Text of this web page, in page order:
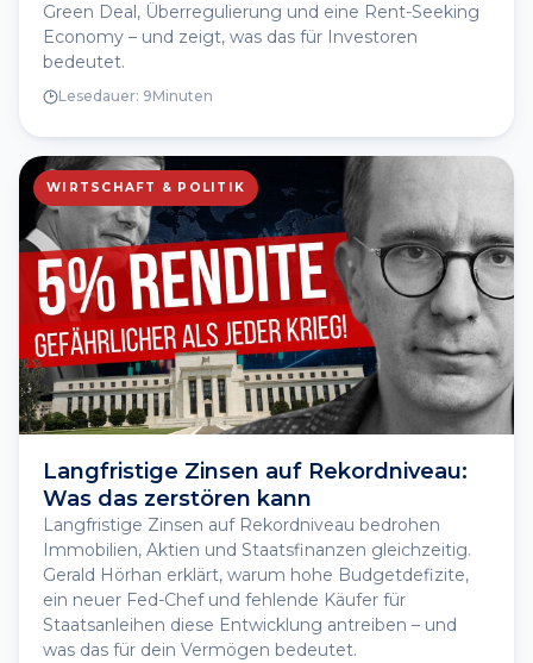
Green Deal, Überregulierung und eine Rent-Seeking
Economy – und zeigt, was das für Investoren
bedeutet.
Lesedauer: 9Minuten
WIRTSCHAFT & POLITIK
Langfristige Zinsen auf Rekordniveau:
Was das zerstören kann
Langfristige Zinsen auf Rekordniveau bedrohen
Immobilien, Aktien und Staatsfinanzen gleichzeitig.
Gerald Hörhan erklärt, warum hohe Budgetdefizite,
ein neuer Fed-Chef und fehlende Käufer für
Staatsanleihen diese Entwicklung antreiben – und
was das für dein Vermögen bedeutet.